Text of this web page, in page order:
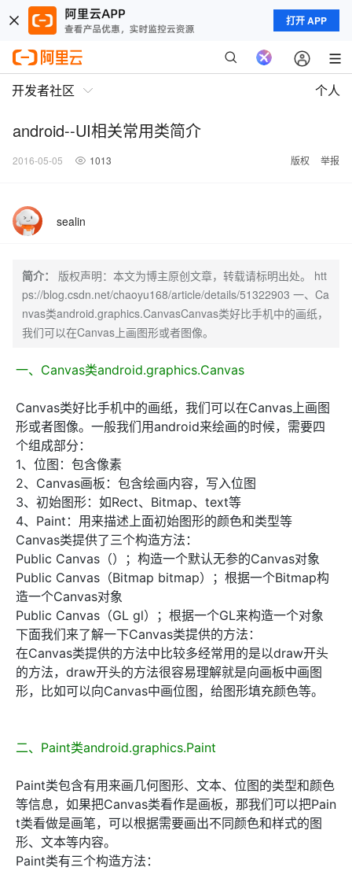
打开 APP
开发者社区 个人
android--UI相关常用类简介
2016-05-05 1013 版权 举报
sealin
简介：
版权声明：本文为博主原创文章，转载请标明出处。 htt
ps://blog.csdn.net/chaoyu168/article/details/51322903 一、Ca
nvas类android.graphics.CanvasCanvas类好比手机中的画纸，
我们可以在Canvas上画图形或者图像。
一、Canvas类android.graphics.Canvas
Canvas类好比手机中的画纸，我们可以在Canvas上画图
形或者图像。一般我们用android来绘画的时候，需要四
个组成部分：
1、位图：包含像素
2、Canvas画板：包含绘画内容，写入位图
3、初始图形：如Rect、Bitmap、text等
4、Paint：用来描述上面初始图形的颜色和类型等
Canvas类提供了三个构造方法：
Public Canvas（）；构造一个默认无参的Canvas对象
Public Canvas（Bitmap bitmap）；根据一个Bitmap构
造一个Canvas对象
Public Canvas（GL gl）；根据一个GL来构造一个对象
下面我们来了解一下Canvas类提供的方法：
在Canvas类提供的方法中比较多经常用的是以draw开头
的方法，draw开头的方法很容易理解就是向画板中画图
形，比如可以向Canvas中画位图，给图形填充颜色等。
二、Paint类android.graphics.Paint
Paint类包含有用来画几何图形、文本、位图的类型和颜色
等信息，如果把Canvas类看作是画板，那我们可以把Pain
t类看做是画笔，可以根据需要画出不同颜色和样式的图
形、文本等内容。
Paint类有三个构造方法：